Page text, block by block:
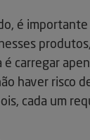
é
carregar
haver risco
cada um